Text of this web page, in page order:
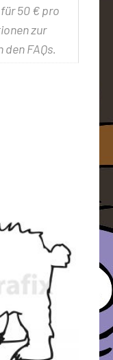
50 € pro
zur
FAQs.